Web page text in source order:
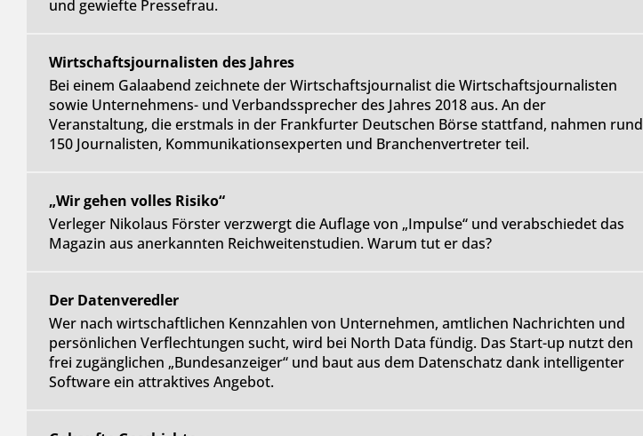
und gewiefte Pressefrau.
Wirtschaftsjournalisten des Jahres
Bei einem Galaabend zeichnete der Wirtschaftsjournalist die Wirtschaftsjournalisten
sowie Unternehmens- und Verbandssprecher des Jahres 2018 aus. An der
Veranstaltung, die erstmals in der Frankfurter Deutschen Börse stattfand, nahmen rund
150 Journalisten, Kommunikationsexperten und Branchenvertreter teil.
„Wir gehen volles Risiko“
Verleger Nikolaus Förster verzwergt die Auflage von „Impulse“ und verabschiedet das
Magazin aus anerkannten Reichweitenstudien. Warum tut er das?
Der Datenveredler
Wer nach wirtschaftlichen Kennzahlen von Unternehmen, amtlichen Nachrichten und
persönlichen Verflechtungen sucht, wird bei North Data fündig. Das Start-up nutzt den
frei zugänglichen „Bundesanzeiger“ und baut aus dem Datenschatz dank intelligenter
Software ein attraktives Angebot.